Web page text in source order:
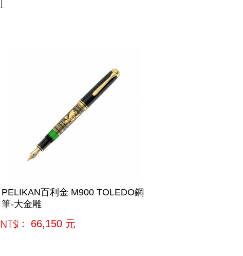
PELIKAN百利金 M900 TOLEDO鋼
筆-大金雕
網購﹕ 66,150 元